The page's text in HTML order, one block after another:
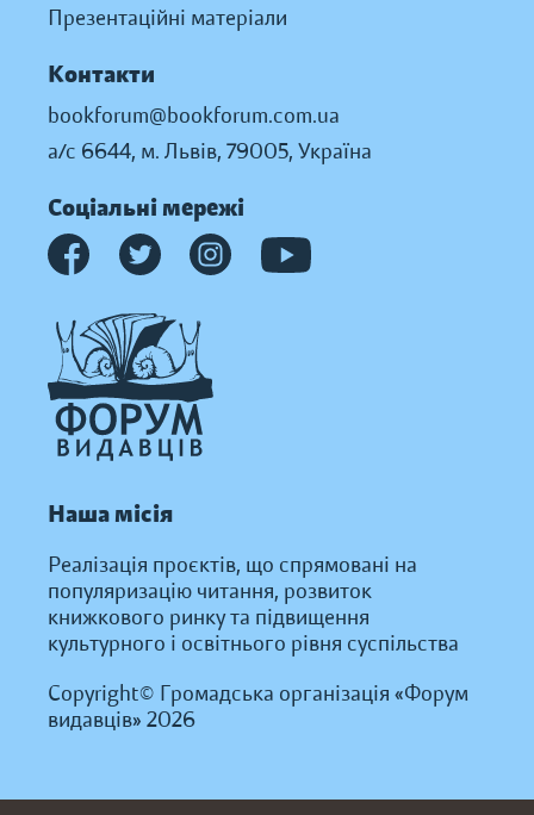
Презентаційні матеріали
Контакти
bookforum@bookforum.com.ua
а/с 6644, м. Львів, 79005, Україна
Соціальні мережі
Наша місія
Реалізація проєктів, що спрямовані на
популяризацію читання, розвиток
книжкового ринку та підвищення
культурного і освітнього рівня суспільства
Copyright© Громадська організація «Форум
видавців» 2026